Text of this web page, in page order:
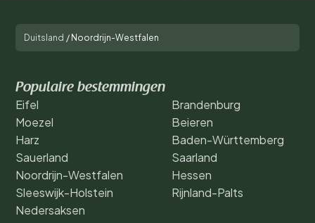
Duitsland / Noordrijn-Westfalen
Populaire bestemmingen
Eifel
Moezel
Harz
Sauerland
Noordrijn-Westfalen
Sleeswijk-Holstein
Nedersaksen
Brandenburg
Beieren
Baden-Württemberg
Saarland
Hessen
Rijnland-Palts